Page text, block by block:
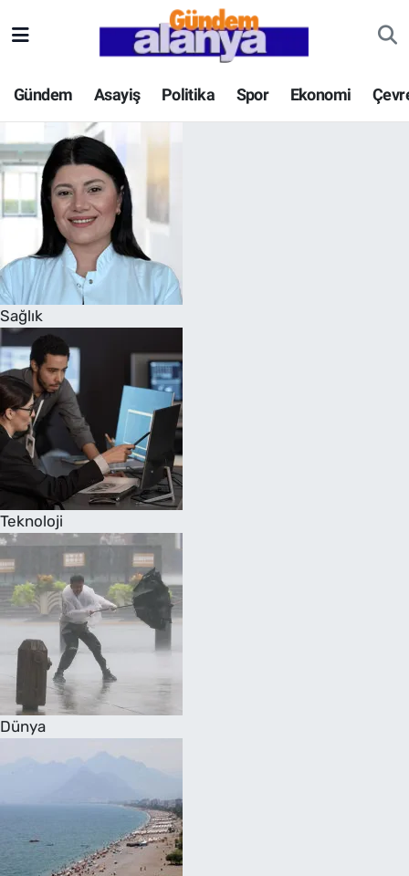
Gündem Asayiş Politika Spor Ekonomi
Sağlık
Teknoloji
Dünya